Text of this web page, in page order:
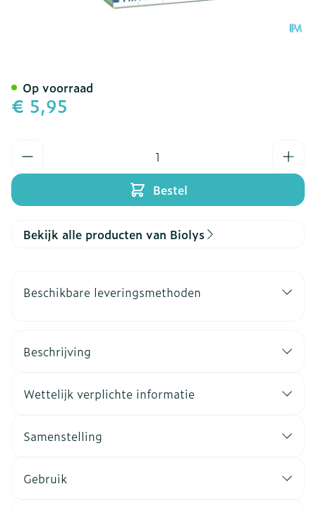
€ 5,95
Bestel
Op voorraad
Bekijk alle producten van Biolys
Beschikbare leveringsmethoden
Beschrijving
Wettelijk verplichte informatie
Samenstelling
Gebruik